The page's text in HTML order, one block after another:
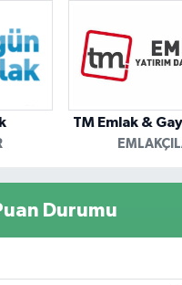
TM Emlak &
Durumu